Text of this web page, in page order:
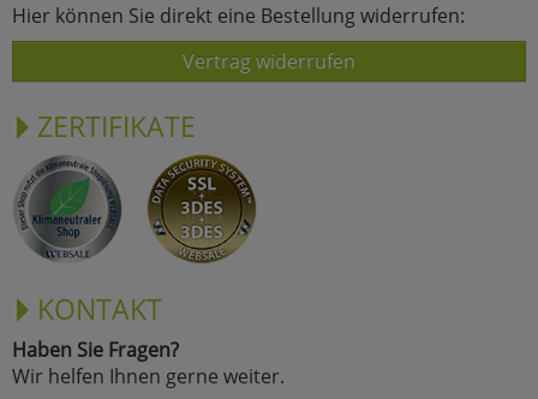
Hier können Sie direkt eine Bestellung widerrufen:
Vertrag widerrufen
ZERTIFIKATE
KONTAKT
Haben Sie Fragen?
Wir helfen Ihnen gerne weiter.